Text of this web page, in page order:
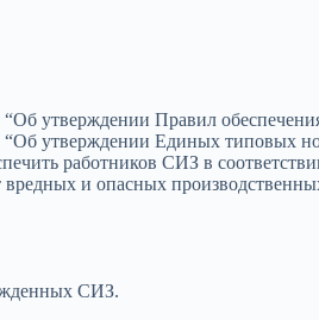
утверждении Правил
утверждении Единых типовых
работников СИЗ в
вредных и опасных
СИЗ.